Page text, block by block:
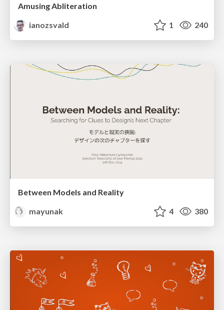
Amusing Abliteration
ianozsvald
1 240
Between Models and Reality
mayunak
4 380